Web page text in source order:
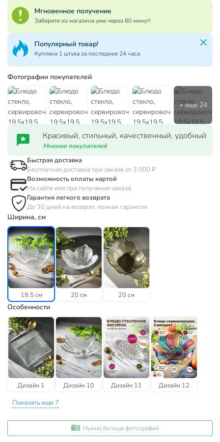
Мгновенное получение
Заберите из магазина уже через 60 минут!
Популярный товар!
Куплена 1 штука за последние 24 часа
Фотографии покупателей
Красивый, стильный, качественный, удобный
Мнение покупателей
Быстрая доставка
Бесплатная доставка при заказе от 3 000 ₽
Возможность оплаты картой
На сайте или при получении заказа
Гарантия легкого возврата
До 30 дней на возврат, полная гарантия
Ширина, см
19.5 см 20 см 20 см
Особенности
Дизайн 1 Дизайн 10 Дизайн 11 Дизайн 12
Показать еще 7
Нужно больше фотографий